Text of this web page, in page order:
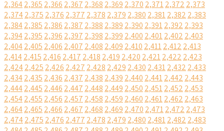
2,3642,365 2,366 2,367 2,368 2,369 2,370 2,3712,372 2,373
2,3742,375 2,376 2,377 2,378 2,379 2,380 2,3812,382 2,383
2,3842,385 2,386 2,387 2,388 2,389 2,390 2,3912,392 2,393
2,3942,395 2,396 2,397 2,398 2,399 2,400 2,4012,402 2,403
2,4042,405 2,406 2,407 2,408 2,409 2,410 2,4112,412 2,413
2,4142,415 2,416 2,417 2,418 2,419 2,420 2,4212,422 2,423
2,4242,425 2,426 2,427 2,428 2,429 2,430 2,4312,432 2,433
2,4342,435 2,436 2,437 2,438 2,439 2,440 2,4412,442 2,443
2,4442,445 2,446 2,447 2,448 2,449 2,450 2,4512,452 2,453
2,4542,455 2,456 2,457 2,458 2,459 2,460 2,4612,462 2,463
2,4642,465 2,466 2,467 2,468 2,469 2,470 2,4712,472 2,473
2,4742,475 2,476 2,477 2,478 2,479 2,480 2,4812,482 2,483